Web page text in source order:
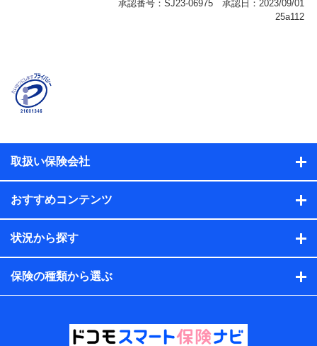
名、住所、生年月日、性別、保険契約者と被保険者の関
係、保険加入の目的、保険商品の内容、保険料、保険料
のお支払方法、車のメーカーや走行距離などの情報、建
ル内容や送信履歴の情報及び保険の更改案内等を提供し
保険契約情報
当社または株式会社NTTドコモ・フィナンシャルグルー
プが取得し、又は保有する保険契約に関する情報。例と
して、保険契約者及び被保険者の氏名、住所、生年月
日、性別、保険契約者と被保険者の関係、保険加入の目
的、保険商品の内容、保険料、保険料のお支払方法、車
のメーカーや走行距離などの情報、建物の構造や築年数
などの情報、ペットの種類や年齢などの情報などが含ま
提供当事者から受領当事者が個人データを取得する方法
電子的・電磁的方法等
取扱い保険会社
おすすめコンテンツ
状況から探す
保険の種類から選ぶ